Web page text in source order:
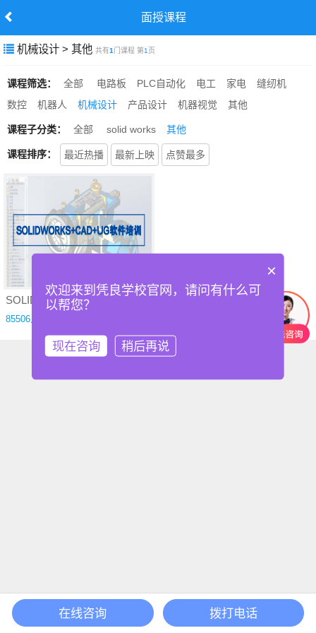
面授课程
机械设计 > 其他共有1 门课程 第1 页
课程筛选： 全部 电路板 PLC自动化 电工 家电
缝纫机
数控
机器人 机械设计 产品设计 机器视觉 其他
课程子分类： 全部 solid works 其他
课程排序： 最近热播 最新上映 点赞最多
SOLIDWORKS+CAD+UG软件培训
85506人学习
×
欢迎来到凭良学校官网，请问有什么可
以帮您？
现在咨询 稍后再说
在线咨询 拨打电话